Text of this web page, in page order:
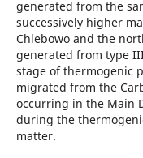
generated from the
successively higher
Chlebowo and the
generated from type
stage of thermogenic
migrated from the
occurring in the Main
during the
matter.